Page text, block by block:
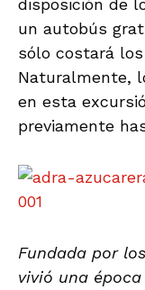
disposición de
un autobús
sólo costará
Naturalmente,
en esta
previamente
Fundada por
vivió una